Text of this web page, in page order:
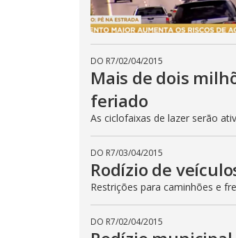
DO R7/02/04/2015
Mais de dois
feriado
As ciclofaixas de lazer serão
DO R7/03/04/2015
Rodízio de
Restrições para caminhões e
DO R7/02/04/2015